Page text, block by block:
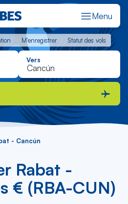
Menu
M'enregistrer Statut des vols
M'enregistrer Statut des vols
Vers
- Cancún
Rabat -
€ (RBA-CUN)